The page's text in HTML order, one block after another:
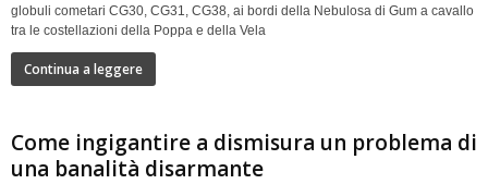
globuli cometari CG30, CG31, CG38, ai bordi della Nebulosa di Gum a cavallo
tra le costellazioni della Poppa e della Vela
Continua a leggere
Come ingigantire a dismisura un problema di
una banalità disarmante